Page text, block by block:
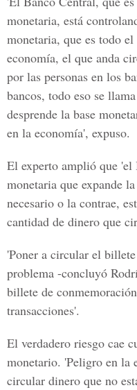
monetaria, está
monetaria, que es todo
economía, el que anda
por las personas en los
bancos, todo eso se
desprende la base
en la economía', expuso.
El experto amplió que
monetaria que expande
necesario o la contrae,
cantidad de dinero que
'Poner a circular el
problema -concluyó
billete de
transacciones'.
El verdadero riesgo cae
monetario. 'Peligro en la
circular dinero que no